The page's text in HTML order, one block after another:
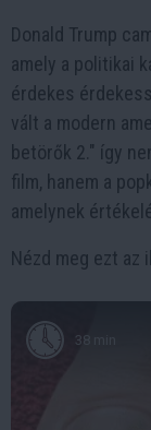
Donald Trump
amely a politikai
érdekes
vált a modern
betörők 2." így
film, hanem a
amelynek
Nézd meg ezt az
38 min